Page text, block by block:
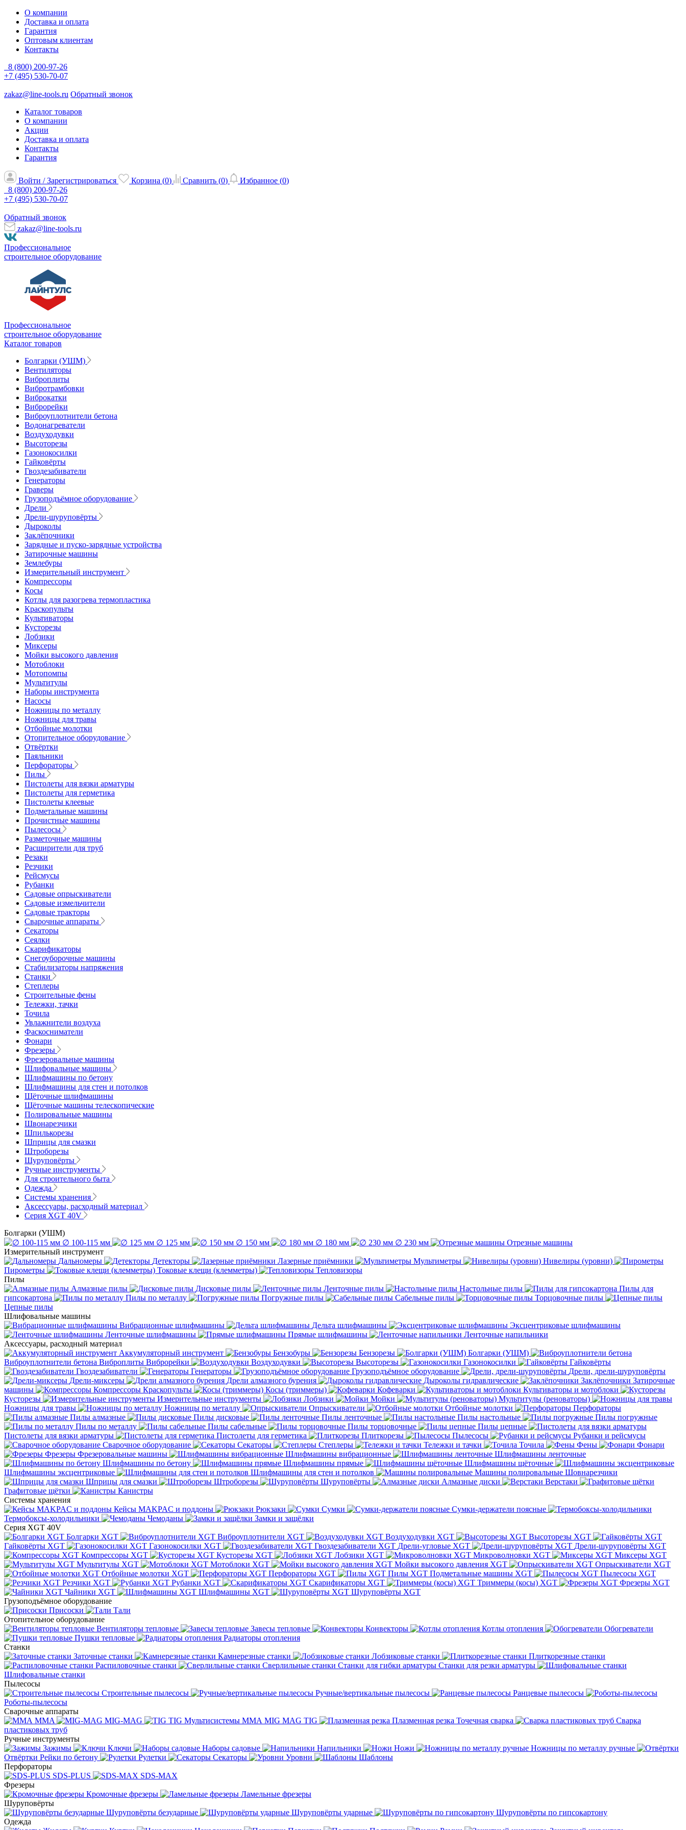
О компании
Доставка и оплата
Гарантия
Оптовым клиентам
Контакты
8 (800) 200-97-26
+7 (495) 530-70-07
zakaz@line-tools.ru Обратный звонок
Каталог товаров
О компании
Акции
Доставка и оплата
Контакты
Гарантия
Войти / Зарегистрироваться Корзина (0) Сравнить (0) Избранное (0)
8 (800) 200-97-26
+7 (495) 530-70-07
Обратный звонок
zakaz@line-tools.ru
Профессиональное
строительное оборудование
Профессиональное
строительное оборудование
Каталог товаров
Болгарки (УШМ)
Вентиляторы
Виброплиты
Вибротрамбовки
Виброкатки
Виброрейки
Виброуплотнители бетона
Водонагреватели
Воздуходувки
Высоторезы
Газонокосилки
Гайковёрты
Гвоздезабиватели
Генераторы
Граверы
Грузоподъёмное оборудование
Дрели
Дрели-шуруповёрты
Дыроколы
Заклёпочники
Зарядные и пуско-зарядные устройства
Затирочные машины
Землебуры
Измерительный инструмент
Компрессоры
Косы
Котлы для разогрева термопластика
Краскопульты
Культиваторы
Кусторезы
Лобзики
Миксеры
Мойки высокого давления
Мотоблоки
Мотопомпы
Мультитулы
Наборы инструмента
Насосы
Ножницы по металлу
Ножницы для травы
Отбойные молотки
Отопительное оборудование
Отвёртки
Паяльники
Перфораторы
Пилы
Пистолеты для вязки арматуры
Пистолеты для герметика
Пистолеты клеевые
Подметальные машины
Прочистные машины
Пылесосы
Разметочные машины
Расширители для труб
Резаки
Резчики
Рейсмусы
Рубанки
Садовые опрыскиватели
Садовые измельчители
Садовые тракторы
Сварочные аппараты
Секаторы
Сеялки
Скарификаторы
Снегоуборочные машины
Стабилизаторы напряжения
Станки
Степлеры
Строительные фены
Тележки, тачки
Точила
Увлажнители воздуха
Фаскосниматели
Фонари
Фрезеры
Фрезеровальные машины
Шлифовальные машины
Шлифмашины по бетону
Шлифмашины для стен и потолков
Щёточные шлифмашины
Щёточные машины телескопические
Полировальные машины
Швонарезчики
Шпилькорезы
Шприцы для смазки
Штроборезы
Шуруповёрты
Ручные инструменты
Для строительного быта
Одежда
Системы хранения
Аксессуары, расходный материал
Серия XGT 40V
Болгарки (УШМ)
∅ 100-115 мм
∅ 125 мм ∅ 150 мм ∅ 180 мм ∅ 230 мм
Отрезные машины
Измерительный инструмент
Дальномеры
Детекторы Лазерные приёмники Мультиметры
Нивелиры (уровни)
Пирометры
Токовые клещи (клемметры)
Тепловизоры
Пилы
Алмазные пилы
Дисковые пилы Ленточные пилы Настольные пилы
Пилы для
гипсокартона
Пилы по металлу Погружные пилы Сабельные пилы
Торцовочные пилы
Цепные пилы
Шлифовальные машины
Вибрационные шлифмашины
Дельта шлифмашины
Эксцентриковые шлифмашины
Ленточные шлифмашины
Прямые шлифмашины
Ленточные напильники
Аксессуары, расходный материал
Аккумуляторный инструмент
Бензобуры Бензорезы
Болгарки (УШМ)
Виброуплотнители бетона Виброплиты Виброрейки Воздуходувки Высоторезы Газонокосилки
Гайковёрты
Гвоздезабиватели
Генераторы Грузоподъёмное оборудование
Дрели, дрели-шуруповёрты
Дрели-миксеры
Дрели алмазного бурения Дыроколы гидравлические Заклёпочники Затирочные
машины
Компрессоры Краскопульты Косы (триммеры) Кофеварки
Культиваторы и мотоблоки
Кусторезы
Измерительные инструменты Лобзики Мойки
Мультитулы (реноваторы)
Ножницы для травы
Ножницы по металлу Опрыскиватели Отбойные молотки
Перфораторы
Пилы алмазные
Пилы дисковые Пилы ленточные Пилы настольные
Пилы погружные
Пилы по металлу
Пилы сабельные Пилы торцовочные
Пилы цепные
Пистолеты для вязки арматуры
Пистолеты для герметика Плиткорезы Пылесосы
Рубанки и рейсмусы
Сварочное оборудование
Секаторы Степлеры Тележки и тачки Точила Фены
Фонари
Фрезеры Фрезеровальные машины Шлифмашины вибрационные
Шлифмашины ленточные
Шлифмашины по бетону
Шлифмашины прямые
Шлифмашины щёточные
Шлифмашины эксцентриковые
Шлифмашины для стен и потолков Машины полировальные Шовнарезчики
Шприцы для смазки
Штроборезы Шуруповёрты Алмазные диски
Верстаки
Графитовые щётки
Канистры
Системы хранения
Кейсы MAKPAC и поддоны
Рюкзаки Сумки
Сумки-держатели поясные
Термобоксы-холодильники
Чемоданы
Замки и защёлки
Серия XGT 40V
Болгарки XGT
Виброуплотнители XGT Воздуходувки XGT
Высоторезы XGT
Гайковёрты XGT
Газонокосилки XGT Гвоздезабиватели XGT Дрели-угловые XGT
Дрели-шуруповёрты XGT
Компрессоры XGT
Кусторезы XGT Лобзики XGT Микроволновки XGT
Миксеры XGT
Мультитулы XGT
Мотоблоки XGT Мойки высокого давления XGT
Опрыскиватели XGT
Отбойные молотки XGT
Перфораторы XGT Пилы XGT Подметальные машины XGT
Пылесосы XGT
Резчики XGT
Рубанки XGT Скарификаторы XGT Триммеры (косы) XGT
Фрезеры XGT
Чайники XGT
Шлифмашины XGT
Шуруповёрты XGT
Грузоподъёмное оборудование
Присоски
Тали
Отопительное оборудование
Вентиляторы тепловые
Завесы тепловые Конвекторы Котлы отопления
Обогреватели
Пушки тепловые
Радиаторы отопления
Станки
Заточные станки
Камнерезные станки Лобзиковые станки
Плиткорезные станки
Распиловочные станки
Сверлильные станки Станки для гибки арматуры Станки для резки арматуры
Шлифовальные станки
Пылесосы
Строительные пылесосы
Ручные/вертикальные пылесосы
Ранцевые пылесосы
Роботы-пылесосы
Сварочные аппараты
MMA
MIG-MAG TIG Мультисистемы ММА MIG MAG TIG Плазменная резка Точечная сварка
Cварка
пластиковых труб
Ручные инструменты
Зажимы
Ключи Наборы садовые Напильники Ножи
Ножницы по металлу ручные
Отвёртки Рейки по бетону Рулетки Секаторы Уровни
Шаблоны
Перфораторы
SDS-PLUS
SDS-MAX
Фрезеры
Кромочные фрезеры
Ламельные фрезеры
Шуруповёрты
Шуруповёрты безударные
Шуруповёрты ударные
Шуруповёрты по гипсокартону
Одежда